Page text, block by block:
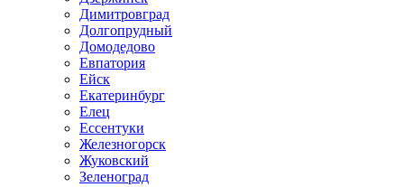
Димитровград
Долгопрудный
Домодедово
Евпатория
Ейск
Екатеринбург
Елец
Ессентуки
Железногорск
Жуковский
Зеленоград